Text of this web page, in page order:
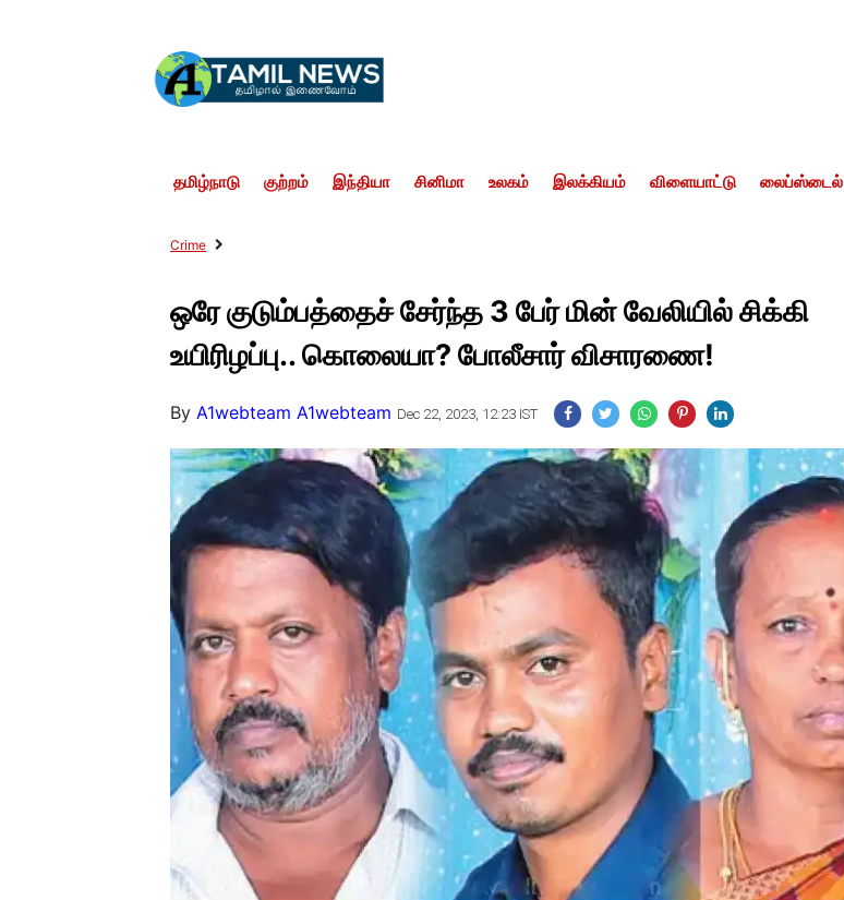
தமிழ்நாடு குற்றம் இந்தியா சினிமா உலகம் இலக்கியம் விளையாட்டு லைப்ஸ்டைல்
Crime
ஒரே குடும்பத்தைச் சேர்ந்த 3 பேர் மின் வேலியில் சிக்கி
உயிரிழப்பு.. கொலையா? போலீசார் விசாரணை!
ByA1webteam A1webteam Dec 22, 2023, 12:23 IST